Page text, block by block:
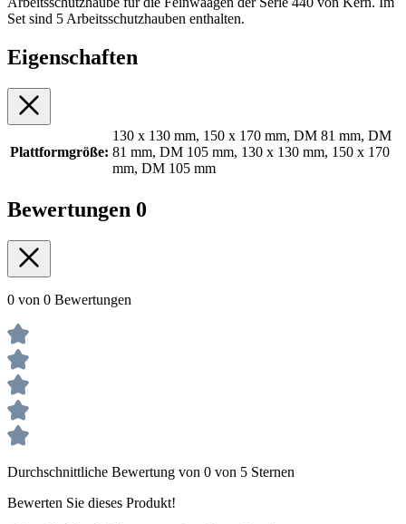
Set sind 5 Arbeitsschutzhauben enthalten.
Eigenschaften
Plattformgröße:
130 x 130 mm, 150 x 170 mm, DM 81 mm, DM
81 mm, DM 105 mm, 130 x 130 mm, 150 x 170
mm, DM 105 mm
Bewertungen 0
0 von 0 Bewertungen
Durchschnittliche Bewertung von 0 von 5 Sternen
Bewerten Sie dieses Produkt!